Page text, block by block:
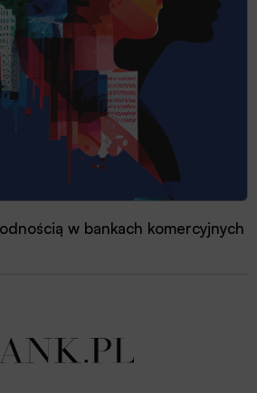
w bankach komercyjnych